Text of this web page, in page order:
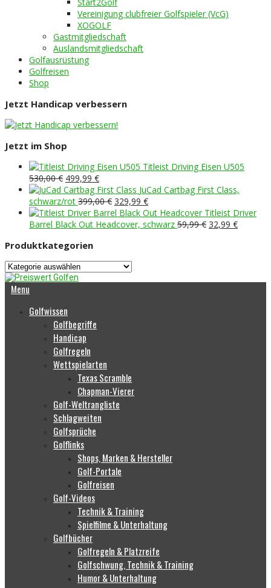
Vereinigung clubfreier Golfspieler (VcG)
XOGOLF
Gastmitgliedschaft
Auslandsmitgliedschaft
Golfausrüstung
Golfreisen
Shop
Jetzt Handicap verbessern
Jetzt im Shop
Titleist Driving Eisen U505
530,00€ Ursprünglicher
Preis
war:
530,00 €
499,99 €Aktueller
Preis
ist:
499,99 €.
JuCad Cartbag First Class,
schwarz/rot 399,00€ Ursprünglicher
Preis
war:
329,99 €Aktueller
Preis
ist:
Titleist Driver
Barrel Black Out Headcover, schwarz 59,99€ Ursprünglicher
32,99 €Aktueller
Produktkategorien
Menu
Golfwissen
Golfbegriffe
Handicap
Golfregeln
Wettspielarten
Texas Scramble
Chapman-Vierer
Golf-Weltrangliste
Schlagweiten
Golfsprüche
Golflinks
Shops, Marken & Hersteller
Golf-Portale
Golfreisen
Golf-Videos
Technik & Training
Spielfilme & Unterhaltung
Golfbücher
Golfregeln & Platzreife
Golfschwung, Technik & Training
Humor & Unterhaltung